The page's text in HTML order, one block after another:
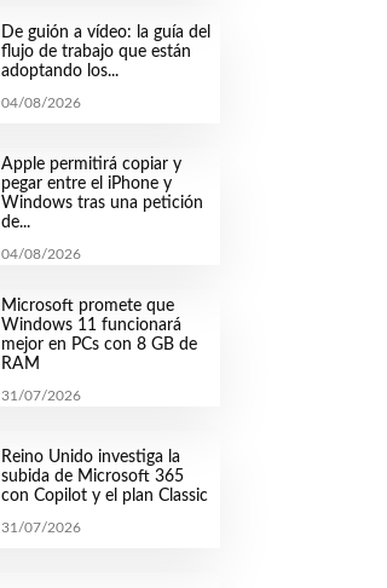
De guión a vídeo: la guía del
flujo de trabajo que están
adoptando los...
04/08/2026
Apple permitirá copiar y
pegar entre el iPhone y
Windows tras una petición
de...
04/08/2026
Microsoft promete que
Windows 11 funcionará
mejor en PCs con 8 GB de
RAM
31/07/2026
Reino Unido investiga la
subida de Microsoft 365
con Copilot y el plan Classic
31/07/2026